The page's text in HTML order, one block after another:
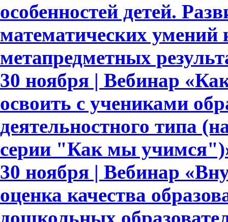
особенностей детей.
математических умений
метапредметных
30 ноября | Вебинар
освоить с учениками
деятельностного типа
серии "Как мы
30 ноября | Вебинар
оценка качества